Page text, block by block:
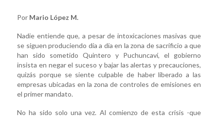
Por Mario López M.
Nadie entiende que, a pesar de intoxicaciones masivas que
se siguen produciendo día a día en la zona de sacrificio a que
han sido sometido Quintero y Puchuncaví, el gobierno
insista en negar el suceso y bajar las alertas y precauciones,
quizás porque se siente culpable de haber liberado a las
empresas ubicadas en la zona de controles de emisiones en
el primer mandato.
No ha sido solo una vez. Al comienzo de esta crisis -que